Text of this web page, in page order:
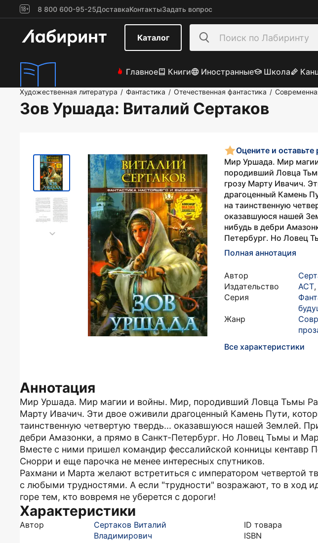
8 800 600-95-25ДоставкаКонтактыЗадать вопрос
Каталог
Главное Книги Иностранные Школа
Художественная литература / Фантастика / Отечественная фантастика /
Зов Уршада: Виталий Сертаков
Оцените и оставьте
Мир Уршада. Мир
породивший Ловца
грозу Марту Ивачич.
драгоценный Камень
на таинственную
оказавшуюся нашей
нибудь в дебри
Петербург. Но Ловец
Полная аннотация
Автор
Издательство
АСТ,
Серия
Жанр
Все характеристики
Аннотация
Мир Уршада. Мир магии и войны. Мир, породивший Ловца Тьмы
Марту Ивачич. Эти двое оживили драгоценный Камень Пути,
таинственную четвертую твердь... оказавшуюся нашей Землей.
дебри Амазонки, а прямо в Санкт-Петербург. Но Ловец Тьмы и
Вместе с ними пришел командир фессалийской конницы кентавр
Снорри и еще парочка не менее интересных спутников.
Рахмани и Марта желают встретиться с императором четвертой
с любыми трудностями. А если "трудности" возражают, то в ход
горе тем, кто вовремя не уберется с дороги!
Характеристики
Автор
Сертаков Виталий
Владимирович
ID товара
ISBN